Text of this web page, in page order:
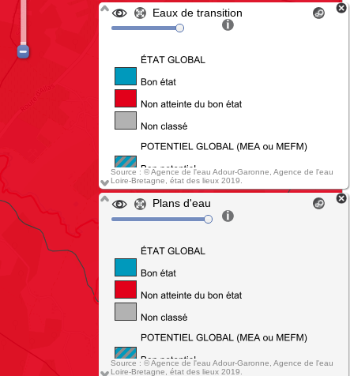
Eaux de transition
Source : © Agence de l'eau Adour-Garonne, Agence de l'eau
Loire-Bretagne, état des lieux 2019.
Plans d'eau
Source : © Agence de l'eau Adour-Garonne, Agence de l'eau
Loire-Bretagne, état des lieux 2019.